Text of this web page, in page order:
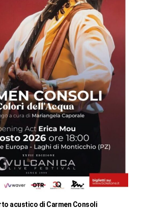
acustico di Carmen Consoli